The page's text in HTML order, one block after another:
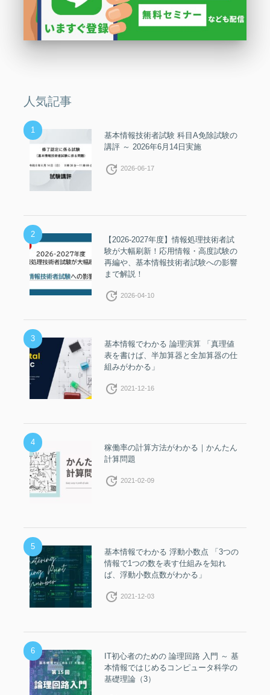
人気記事
1
基本情報技術者試験 科目A免除試験の
講評 ～ 2026年6月14日実施
update 2026-06-17
2
【2026-2027年度】情報処理技術者試
験が大幅刷新！応用情報・高度試験の
再編や、基本情報技術者試験への影響
まで解説！
update 2026-04-10
3
基本情報でわかる 論理演算 「真理値
表を書けば、半加算器と全加算器の仕
組みがわかる」
update 2021-12-16
4
稼働率の計算方法がわかる｜かんたん
計算問題
update 2021-02-09
5
基本情報でわかる 浮動小数点 「3つの
情報で1つの数を表す仕組みを知れ
ば、浮動小数点数がわかる」
update 2021-12-03
6
IT初心者のための 論理回路 入門 ～ 基
本情報ではじめるコンピュータ科学の
基礎理論（3）